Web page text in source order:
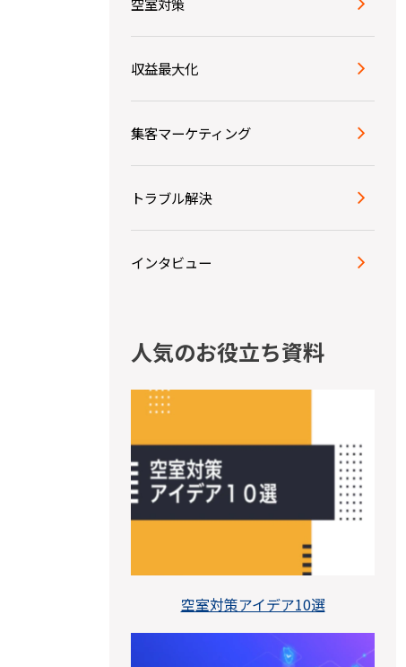
収益最大化
集客マーケティング
トラブル解決
インタビュー
人気のお役立ち資料
空室対策アイデア10選